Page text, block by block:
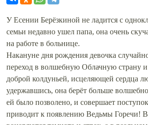
У Есении Берёзкиной не ладится с
семьи недавно ушел папа, она очень
на работе в больнице.
Накануне дня рождения девочка
переход в волшебную Облачную страну и
доброй колдуньей, исцеляющей сердца
удержавшись, она берёт больше
ей было позволено, и совершает
приводит к появлению Ведьмы Горечи!